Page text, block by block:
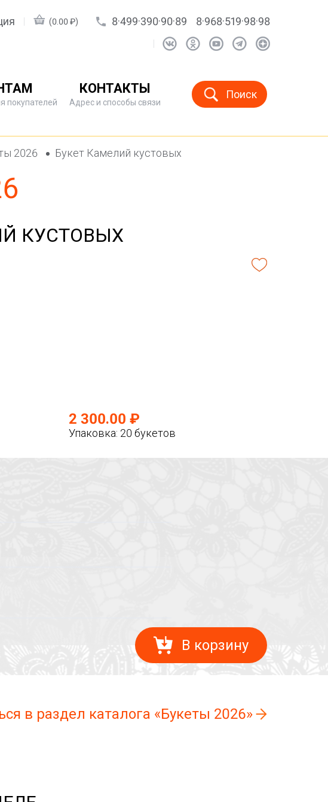
(0.00 ₽) 8·499·390·90·89 8·968·519·98·98
покупателей
КОНТАКТЫ
Адрес и способы связи
Поиск
2026 Букет Камелий кустовых
КУСТОВЫХ
2 300.00 ₽
Упаковка: 20 букетов
В корзину
в раздел каталога «Букеты 2026»